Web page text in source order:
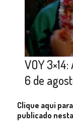
VOY
6 de
Clique aqui
publicado